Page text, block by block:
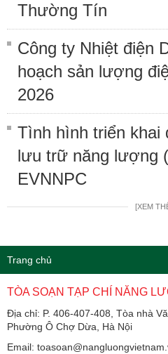
Thường Tín
Công ty Nhiệt điện
hoạch sản lượng
2026
Tình hình triển khai
lưu trữ năng lượng
EVNNPC
[XEM
Trang chủ
TÒA SOẠN TẠP CHÍ NĂNG
Địa chỉ: P. 406-407-408, Tòa nhà
Phường Ô Chợ Dừa, Hà Nội
Email: